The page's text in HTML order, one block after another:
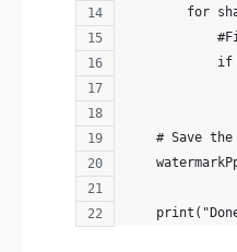
for
if
# Save